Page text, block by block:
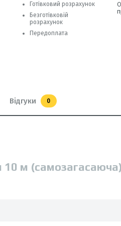
Готівковий розрахунок
Безготівковій
розрахунок
Передоплата
Відгуки 0
10 м (самозагасаюча)